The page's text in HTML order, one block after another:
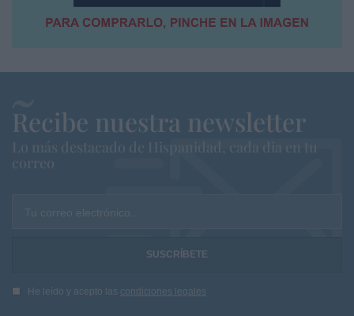
Recibe nuestra newsletter
Lo más destacado de Hispanidad, cada dia en tu
correo
Tu correo electrónico...
He leído y acepto las condiciones legales